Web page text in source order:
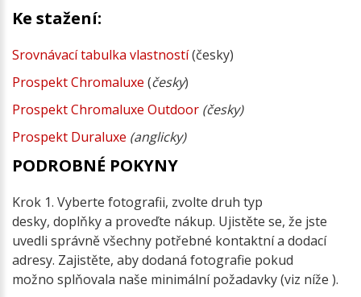
Ke stažení:
Srovnávací tabulka vlastností(česky)
Prospekt Chromaluxe (česky)
Prospekt Chromaluxe Outdoor (česky)
Prospekt Duraluxe (anglicky)
PODROBNÉ POKYNY
Krok 1. Vyberte fotografii, zvolte druh typ
desky, doplňky a proveďte nákup. Ujistěte se, že jste
uvedli správně všechny potřebné kontaktní a dodací
adresy. Zajistěte, aby dodaná fotografie pokud
možno splňovala naše minimální požadavky (viz níže ).